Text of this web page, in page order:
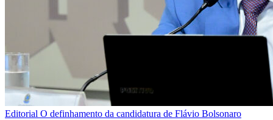
Editorial O definhamento da candidatura de Flávio Bolsonaro